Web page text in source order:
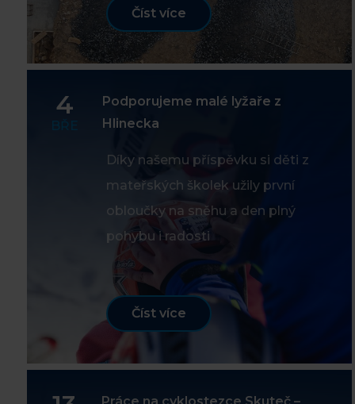
Číst více
4
Podporujeme malé lyžaře z
Hlinecka
Díky našemu příspěvku si děti z
mateřských školek užily první
obloučky na sněhu a den plný
pohybu i radosti
Číst více